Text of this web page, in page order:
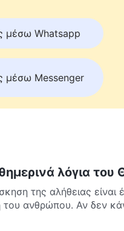
μέσω Whatsapp
μέσω Messenger
λόγια
της αλήθειας
ανθρώπου. Αν δεν